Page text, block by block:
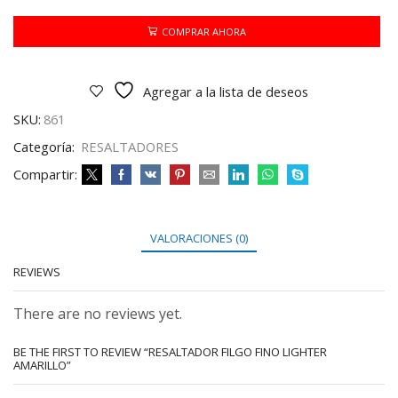
LIGHTER
cantidad
COMPRAR AHORA
Agregar a la lista de deseos
SKU: 861
Categoría: RESALTADORES
Compartir:
VALORACIONES (0)
REVIEWS
There are no reviews yet.
BE THE FIRST TO REVIEW “RESALTADOR FILGO FINO LIGHTER
AMARILLO”